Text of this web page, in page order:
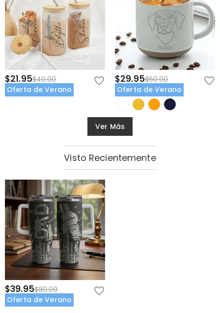
$21.95$40.00
Oferta de Verano
$29.95$60.00
Oferta de Verano
Ver Más
Visto Recientemente
$39.95$80.00
Oferta de Verano